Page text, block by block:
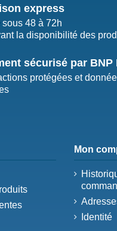
express
48 à 72h
la disponibilité des
sécurisé par BNP
protégées et
Mon
Identité